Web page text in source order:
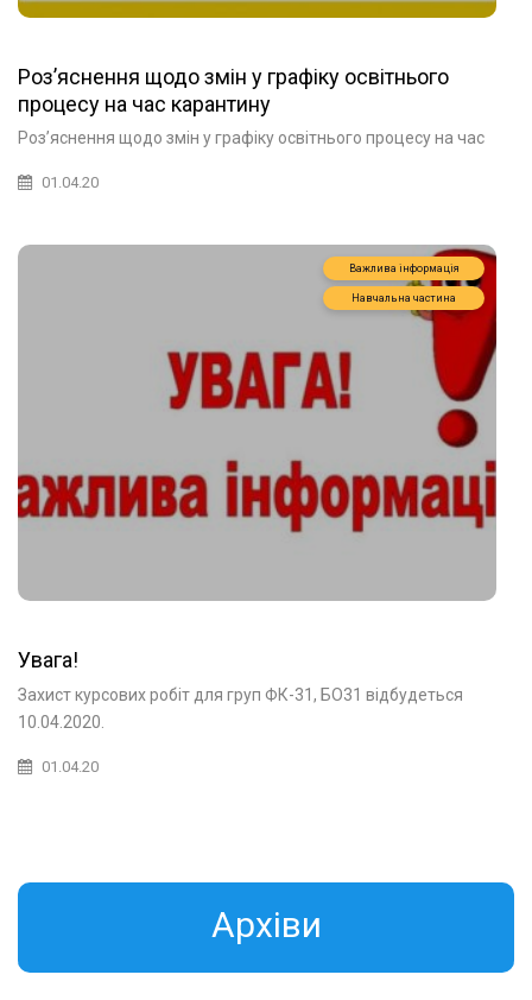
Роз’яснення щодо змін у графіку освітнього
процесу на час карантину
Роз’яснення щодо змін у графіку освітнього процесу на час
01.04.20
Важлива інформація
Навчальна частина
Увага!
Захист курсових робіт для груп ФК-31, БО31 відбудеться
10.04.2020.
01.04.20
Aрхіви